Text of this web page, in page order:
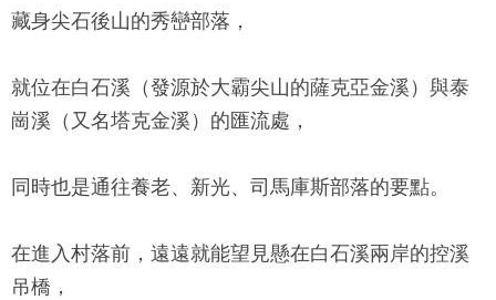
藏身尖石後山的秀巒部落，
就位在白石溪（發源於大霸尖山的薩克亞金溪）與泰
崗溪（又名塔克金溪）的匯流處，
同時也是通往養老、新光、司馬庫斯部落的要點。
在進入村落前，遠遠就能望見懸在白石溪兩岸的控溪
吊橋，